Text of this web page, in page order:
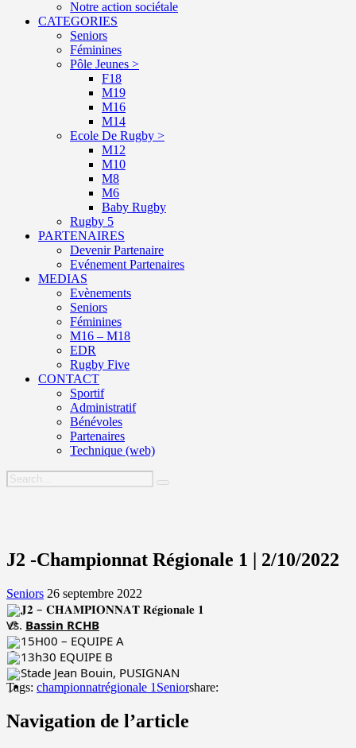
Notre action sociétale
CATEGORIES
Seniors
Féminines
Pôle Jeunes >
F18
M19
M16
M14
Ecole De Rugby >
M12
M10
M8
M6
Baby Rugby
Rugby 5
PARTENAIRES
Devenir Partenaire
Evénement Partenaires
MEDIAS
Evènements
Seniors
Féminines
M16 – M18
EDR
Rugby Five
CONTACT
Sportif
Administratif
Bénévoles
Partenaires
Technique (web)
J2 -Championnat Régionale 1 | 2/10/2022
Seniors 26 septembre 2022
𝐉𝟐 – 𝐂𝐇𝐀𝐌𝐏𝐈𝐎𝐍𝐍𝐀𝐓 𝐑𝐞́𝐠𝐢𝐨𝐧𝐚𝐥𝐞 𝟏
Vs. Bassin RCHB
15H00 – EQUIPE A
13h30 EQUIPE B
Stade Jean Bouin, PUSIGNAN
Tags: championnatrégionale 1 Seniorshare:
Navigation de l’article